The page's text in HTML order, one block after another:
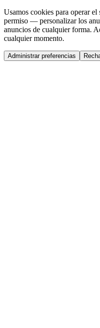
Usamos cookies para operar
permiso — personalizar los
anuncios de cualquier forma.
cualquier momento.
Administrar preferencias